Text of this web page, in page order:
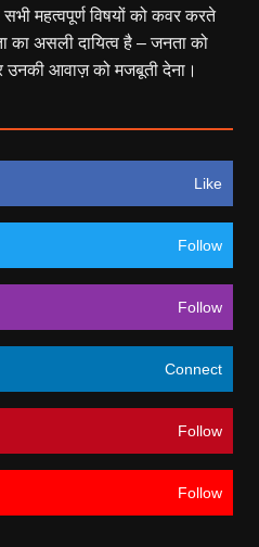
महत्वपूर्ण विषयों को कवर करते
का असली दायित्व है – जनता को
उनकी आवाज़ को मजबूती देना।
Like
Follow
Follow
Connect
Follow
Follow